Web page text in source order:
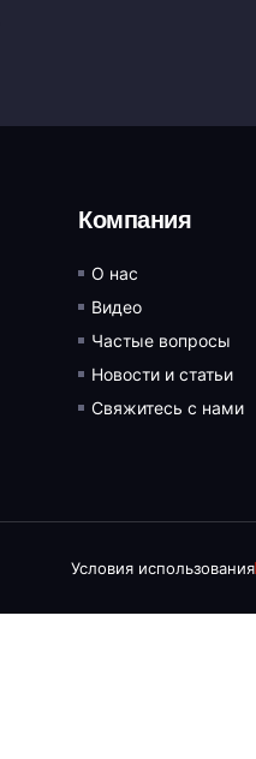
Компания
О нас
Видео
Частые вопросы
Новости и статьи
Свяжитесь с нами
Условия использования